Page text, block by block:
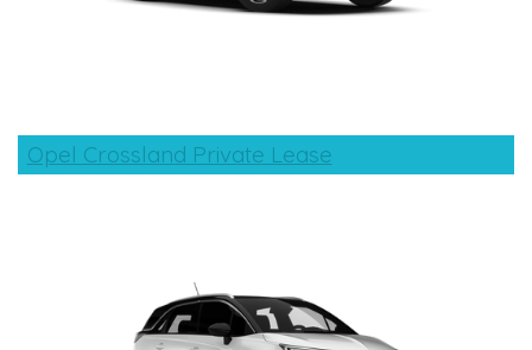
Opel Crossland Private Lease